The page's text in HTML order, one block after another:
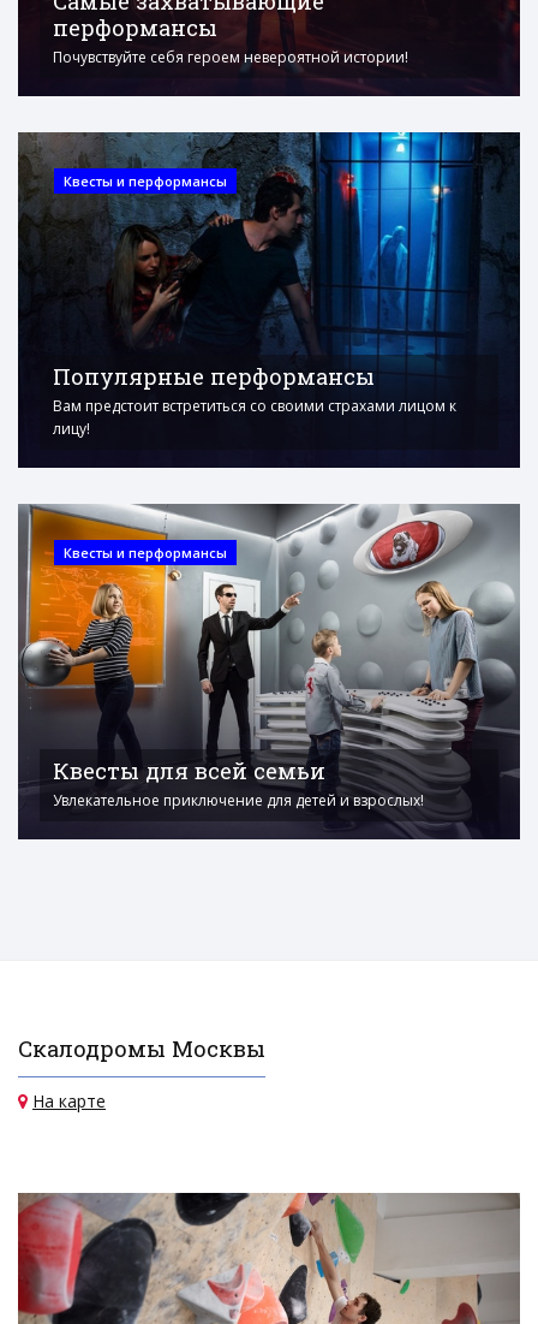
перформансы
Почувствуйте себя героем невероятной истории!
Квесты и перформансы
Популярные перформансы
Вам предстоит встретиться со своими страхами лицом к
лицу!
Квесты и перформансы
Квесты для всей семьи
Увлекательное приключение для детей и взрослых!
Скалодромы Москвы
На карте